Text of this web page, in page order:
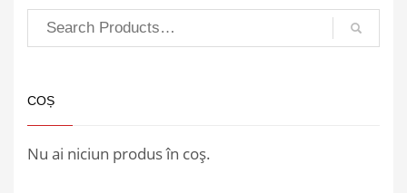
COȘ
Nu ai niciun produs în coș.